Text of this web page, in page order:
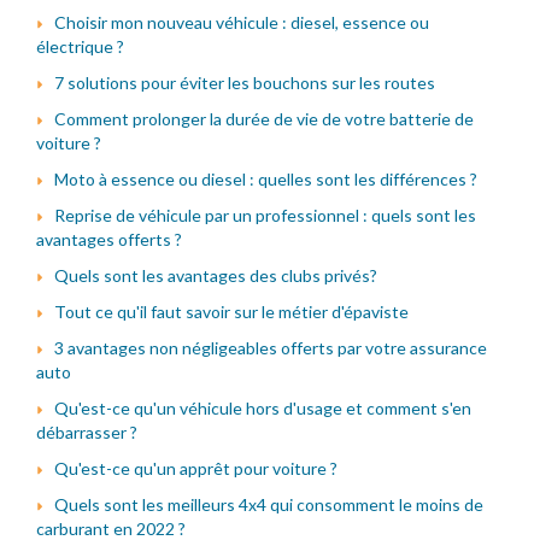
Choisir mon nouveau véhicule : diesel, essence ou
électrique ?
7 solutions pour éviter les bouchons sur les routes
Comment prolonger la durée de vie de votre batterie de
voiture ?
Moto à essence ou diesel : quelles sont les différences ?
Reprise de véhicule par un professionnel : quels sont les
avantages offerts ?
Quels sont les avantages des clubs privés?
Tout ce qu'il faut savoir sur le métier d'épaviste
3 avantages non négligeables offerts par votre assurance
auto
Qu'est-ce qu'un véhicule hors d'usage et comment s'en
débarrasser ?
Qu'est-ce qu'un apprêt pour voiture ?
Quels sont les meilleurs 4x4 qui consomment le moins de
carburant en 2022 ?